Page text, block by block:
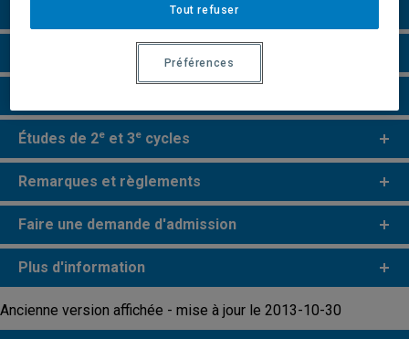
Grille de cheminement
Études de 2e et 3e cycles
Remarques et règlements
Faire une demande d'admission
Plus d'information
Ancienne version affichée - mise à jour le 2013-10-30
Tout refuser
Préférences